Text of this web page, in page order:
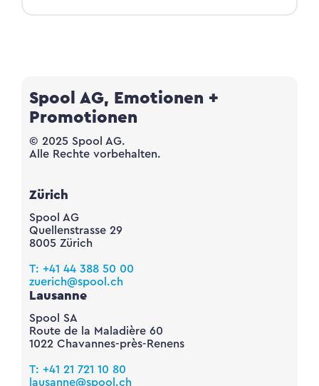
Spool AG, Emotionen +
Promotionen
© 2025 Spool AG.
Alle Rechte vorbehalten.
Zürich
Spool AG
Quellenstrasse 29
8005 Zürich
T: +41 44 388 50 00
zuerich@spool.ch
Lausanne
Spool SA
Route de la Maladière 60
1022 Chavannes-près-Renens
T: +41 21 721 10 80
lausanne@spool.ch